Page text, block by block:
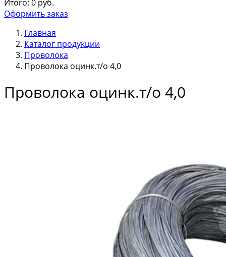
Итого: 0 руб.
Оформить заказ
Главная
Каталог продукции
Проволока
Проволока оцинк.т/о 4,0
Проволока оцинк.т/о 4,0